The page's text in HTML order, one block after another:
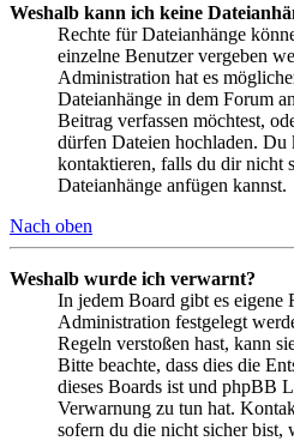
Weshalb kann ich keine
Rechte für Dateianhänge
einzelne Benutzer vergeben
Administration hat es
Dateianhänge in dem Forum
Beitrag verfassen möchtest,
dürfen Dateien hochladen.
kontaktieren, falls du dir nicht
Dateianhänge anfügen kannst.
Nach oben
Weshalb wurde ich verwarnt?
In jedem Board gibt es eigene
Administration festgelegt
Regeln verstoßen hast, kann
Bitte beachte, dass dies die
dieses Boards ist und phpBB
Verwarnung zu tun hat.
sofern du die nicht sicher bist,